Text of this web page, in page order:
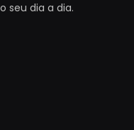
seu dia a dia.